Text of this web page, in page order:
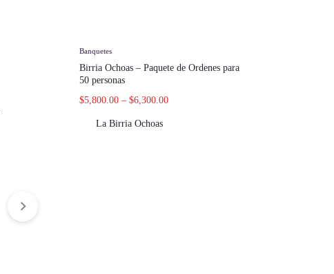
Banquetes
Birria Ochoas – Paquete de Ordenes para
50 personas
$5,800.00 – $6,300.00
La Birria Ochoas